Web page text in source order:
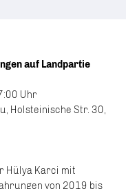
auf Landpartie
Uhr
Holsteinische Str. 30,
Hülya Karci mit
von 2019 bis